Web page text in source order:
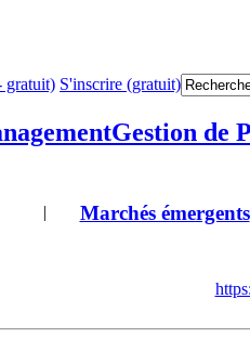
gratuit) S'inscrire (gratuit)
Gestion de
| Marchés émergents